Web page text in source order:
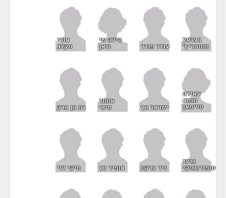
בצלאל
סמוטריץ' עודד פורר
הילה שי
וזאן
אורי
מקלב
עאידה
תומא
סלימאן ישראל כץ
אחמד
טיבי רם בן ברק
בועז
טופורובסקי ניר ברקת אופיר כץ מיקי לוי